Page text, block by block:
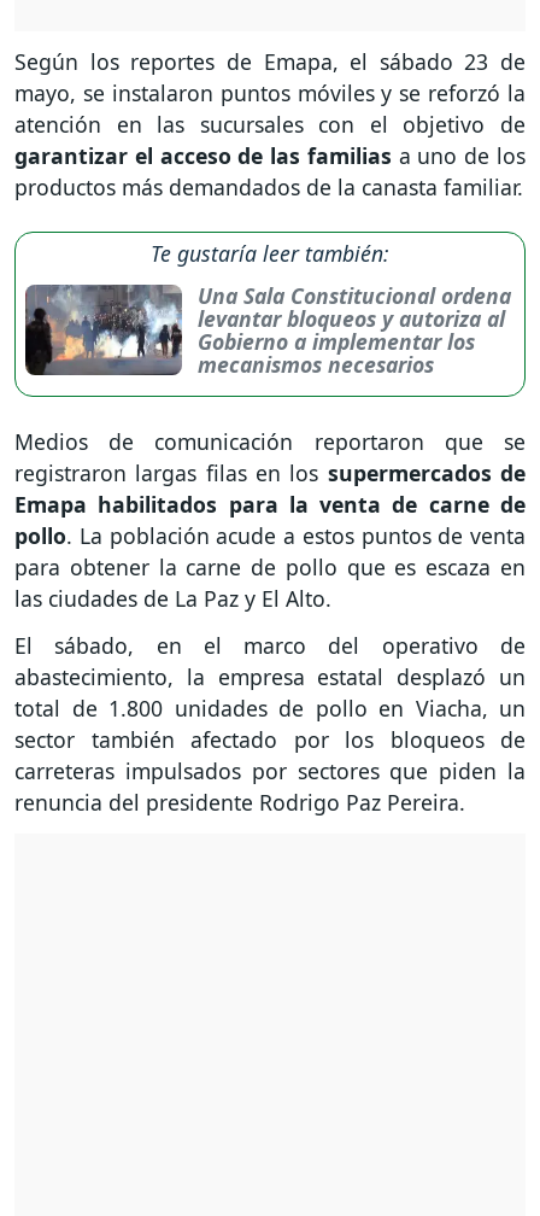
Según los reportes de Emapa, el sábado 23 de
mayo, se instalaron puntos móviles y se reforzó la
atención en las sucursales con el objetivo de
garantizar el acceso de las familias a uno de los
productos más demandados de la canasta familiar.
Te gustaría leer también:
Una Sala Constitucional ordena
levantar bloqueos y autoriza al
Gobierno a implementar los
mecanismos necesarios
Medios de comunicación reportaron que se
registraron largas filas en los supermercados de
Emapa habilitados para la venta de carne de
pollo. La población acude a estos puntos de venta
para obtener la carne de pollo que es escaza en
las ciudades de La Paz y El Alto.
El sábado, en el marco del operativo de
abastecimiento, la empresa estatal desplazó un
total de 1.800 unidades de pollo en Viacha, un
sector también afectado por los bloqueos de
carreteras impulsados por sectores que piden la
renuncia del presidente Rodrigo Paz Pereira.